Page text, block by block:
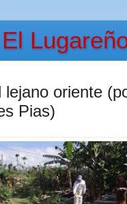
lejano oriente
Pias)